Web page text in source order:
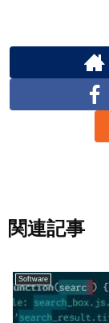
関連記事
Software